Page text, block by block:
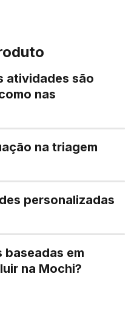
atividades são
nas
na triagem
personalizadas
baseadas em
na Mochi?